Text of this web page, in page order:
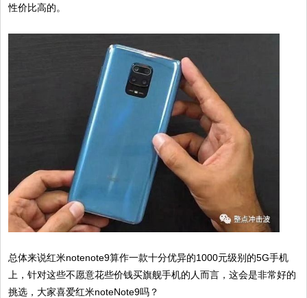
性价比高的。
总体来说红米notenote9算作一款十分优异的1000元级别的5G手机
上，针对这些不愿意花些价钱买旗舰手机的人而言，这会是非常好的
挑选，大家喜爱红米noteNote9吗？